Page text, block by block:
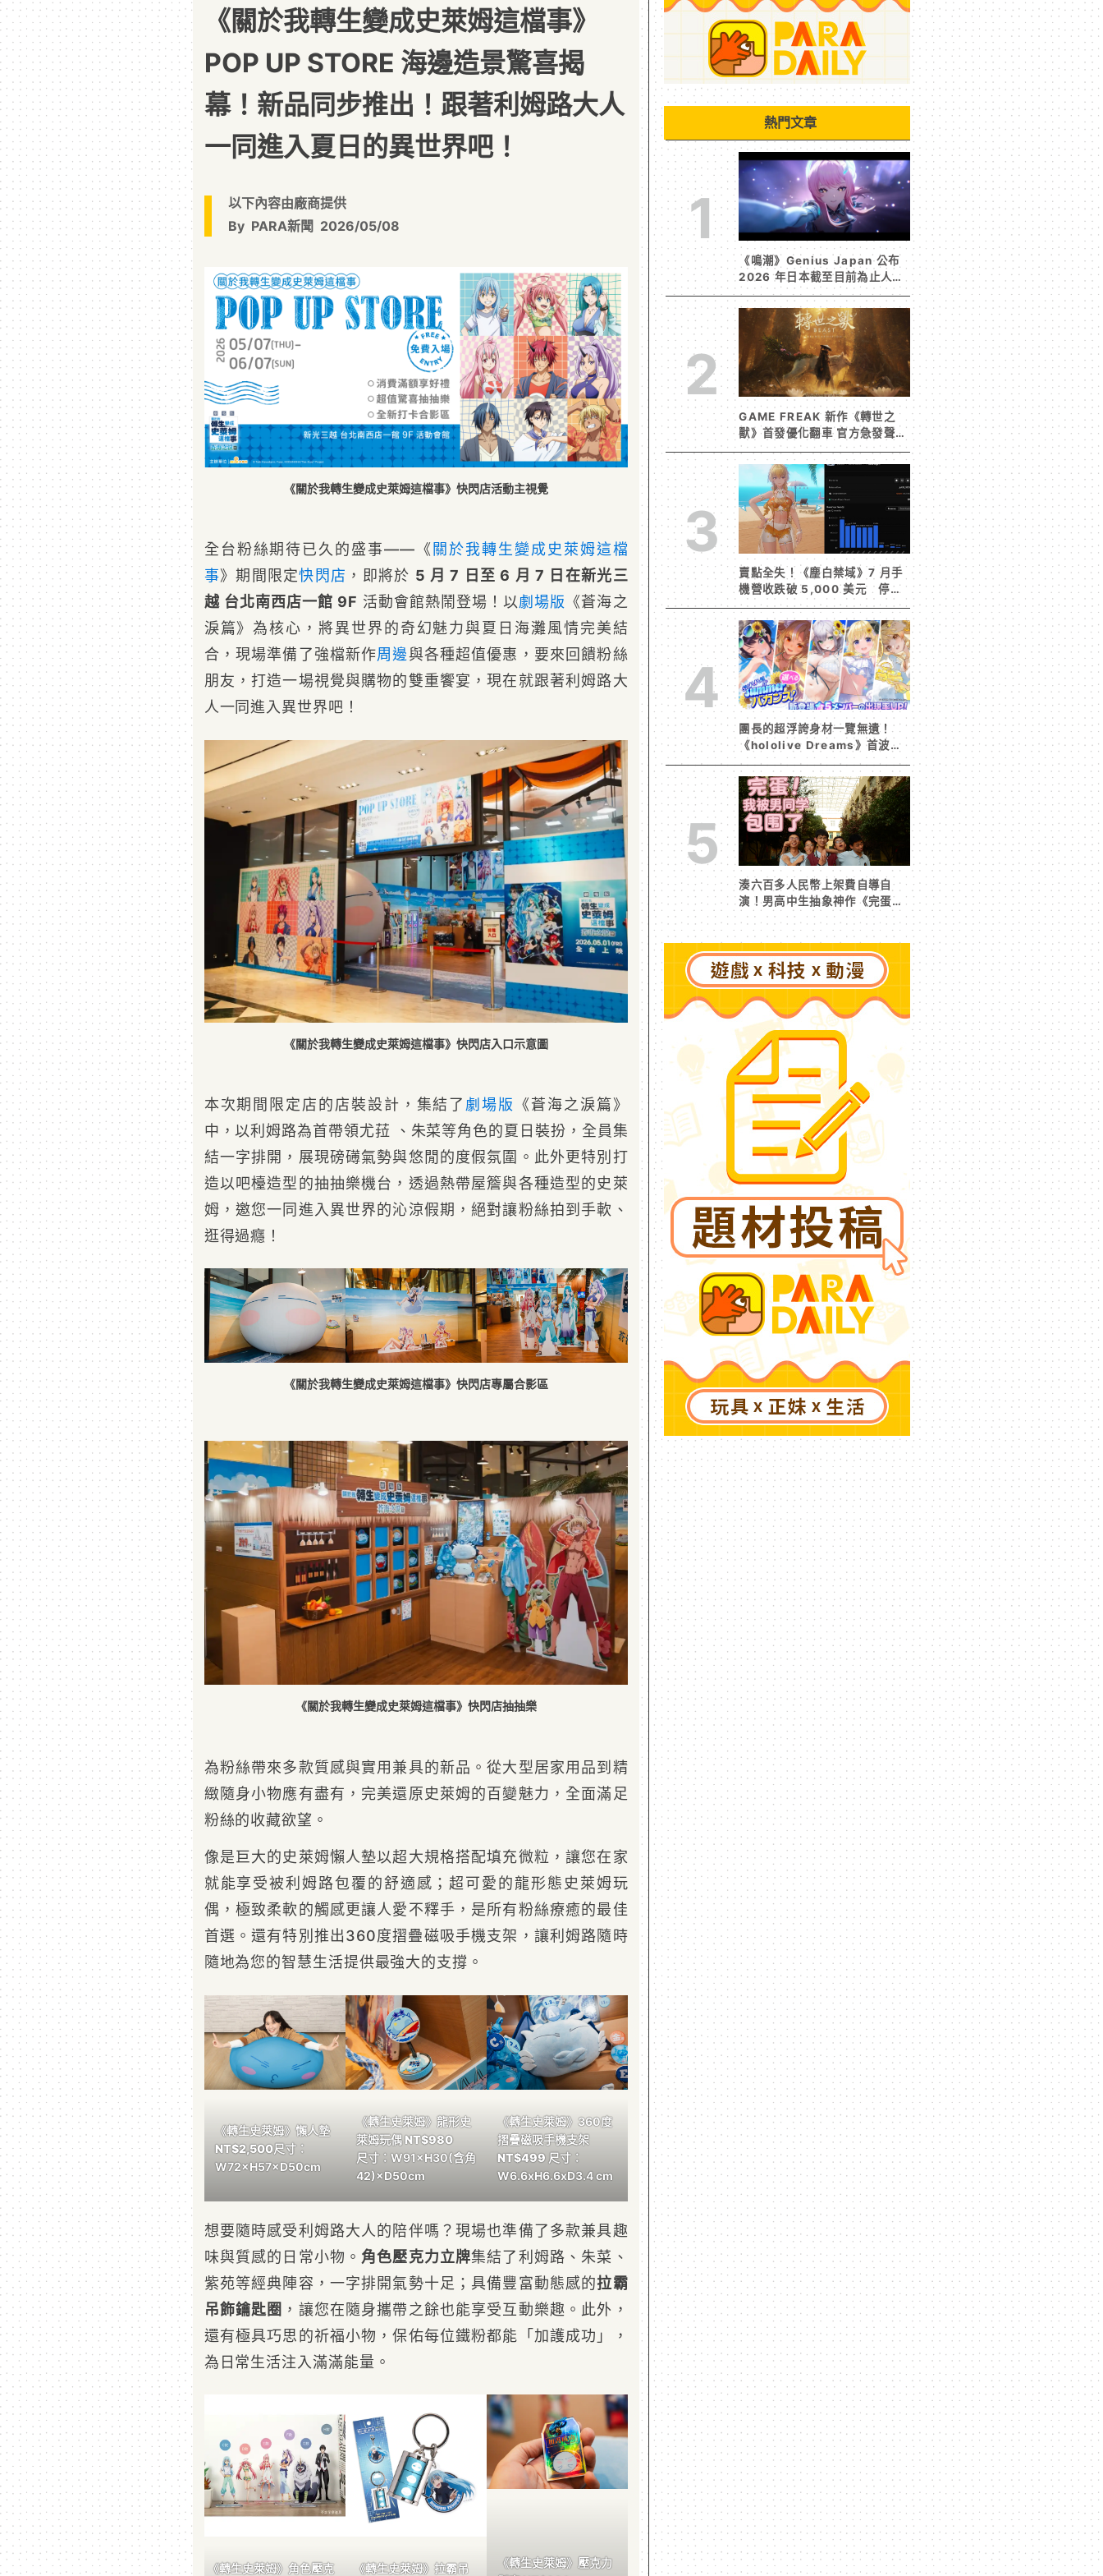
《關於我轉生變成史萊姆這檔事》
POP UP STORE 海邊造景驚喜揭
幕！新品同步推出！跟著利姆路大人
一同進入夏日的異世界吧！
以下內容由廠商提供
By PARA新聞 2026/05/08
《關於我轉生變成史萊姆這檔事》快閃店活動主視覺
全台粉絲期待已久的盛事——《 關於我轉生變成史萊姆這檔
事》期間限定快閃店 ，即將於 5 月 7 日至 6 月 7 日在新光三
越 台北南西店一館 9F 活動會館熱鬧登場！以劇場版 《蒼海之
淚篇》為核心，將異世界的奇幻魅力與夏日海灘風情完美結
合，現場準備了強檔新作周邊與各種超值優惠，要來回饋粉絲
朋友，打造一場視覺與購物的雙重饗宴，現在就跟著利姆路大
人一同進入異世界吧！
《關於我轉生變成史萊姆這檔事》快閃店入口示意圖
本次期間限定店的店裝設計，集結了 劇場版 《蒼海之淚篇》
中，以利姆路為首帶領尤菈 、朱菜等角色的夏日裝扮，全員集
結一字排開，展現磅礡氣勢與悠閒的度假氛圍。此外更特別打
造以吧檯造型的抽抽樂機台，透過熱帶屋簷與各種造型的史萊
姆，邀您一同進入異世界的沁涼假期，絕對讓粉絲拍到手軟、
逛得過癮！
《關於我轉生變成史萊姆這檔事》快閃店專屬合影區
《關於我轉生變成史萊姆這檔事》快閃店抽抽樂
為粉絲帶來多款質感與實用兼具的新品。從大型居家用品到精
緻隨身小物應有盡有，完美還原史萊姆的百變魅力，全面滿足
粉絲的收藏欲望。
像是巨大的史萊姆懶人墊以超大規格搭配填充微粒，讓您在家
就能享受被利姆路包覆的舒適感；超可愛的龍形態史萊姆玩
偶，極致柔軟的觸感更讓人愛不釋手，是所有粉絲療癒的最佳
首選。還有特別推出360度摺疊磁吸手機支架，讓利姆路隨時
隨地為您的智慧生活提供最強大的支撐。
《轉生史萊姆》懶人墊
NT$2,500尺寸：
W72×H57×D50cm
《轉生史萊姆》龍形史
萊姆玩偶NT$980
尺寸：W91×H30(含角
42)×D50cm
《轉生史萊姆》360度
摺疊磁吸手機支架
NT$499 尺寸：
W6.6xH6.6xD3.4 cm
想要隨時感受利姆路大人的陪伴嗎？現場也準備了多款兼具趣
味與質感的日常小物。 角色壓克力立牌集結了利姆路、朱菜、
紫苑等經典陣容，一字排開氣勢十足；具備豐富動態感的拉霸
吊飾鑰匙圈 ，讓您在隨身攜帶之餘也能享受互動樂趣。此外，
還有極具巧思的祈福小物，保佑每位鐵粉都能「加護成功」，
為日常生活注入滿滿能量。
《轉生史萊姆》角色壓克 《轉生史萊姆》拉霸吊
《轉生史萊姆》壓克力
熱門文章
1
《鳴潮》Genius Japan 公布
2026 年日本截至目前為止人氣
歌單《遠航星的告別》&《自無
垠處歸航之星》入榜
2
GAME FREAK 新作《轉世之
獸》首發優化翻車 官方急發聲明
承諾提供大量更新彌補
3
賣點全失！《塵白禁域》7 月手
機營收跌破 5,000 美元 停服
整改後玩家大量流失
4
團長的超浮誇身材一覽無遺！
《hololive Dreams》首波夏
日活動今日開跑 白銀諾艾爾等
5 位人氣成員泳裝卡池同步解鎖
5
湊六百多人民幣上架費自導自
演！男高中生抽象神作《完蛋！
我被男同學包圍了》突然爆紅